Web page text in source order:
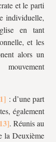
et le parti
individuelle,
en tant
et les
alors un
: d’une part
également
. Réunis au
la Deuxième